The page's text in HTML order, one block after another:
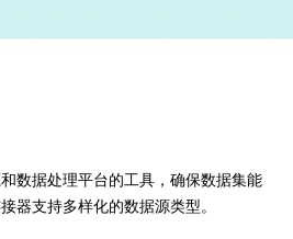
数据处理平台的工具，确保数据集能
器支持多样化的数据源类型。